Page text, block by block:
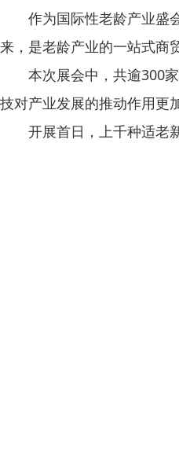
作为国际性老龄产业盛
来，是老龄产业的一站式商
本次展会中，共逾300
技对产业发展的推动作用更
开展首日，上千种适老